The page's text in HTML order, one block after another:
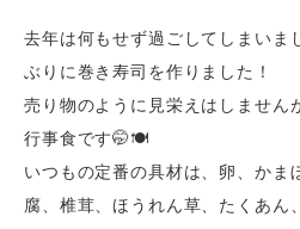
去年は何もせず過ごしてしまいま
ぶりに巻き寿司を作りました！
売り物のように見栄えはしません
行事食です🤭🍽️
いつもの定番の具材は、卵、かま
腐、椎茸、ほうれん草、たくあん